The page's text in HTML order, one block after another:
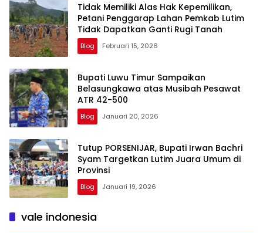
Tidak Memiliki Alas Hak Kepemilikan,
Petani Penggarap Lahan Pemkab Lutim
Tidak Dapatkan Ganti Rugi Tanah
Blog Februari 15, 2026
Bupati Luwu Timur Sampaikan
Belasungkawa atas Musibah Pesawat
ATR 42-500
Blog Januari 20, 2026
Tutup PORSENIJAR, Bupati Irwan Bachri
Syam Targetkan Lutim Juara Umum di
Provinsi
Blog Januari 19, 2026
vale indonesia